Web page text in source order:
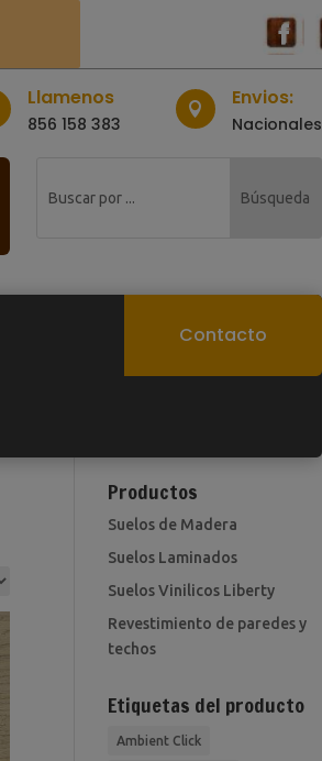
Llamenos
856 158 383
 Envios:
Nacionales
Contacto
Productos
Suelos de Madera
Suelos Laminados
Suelos Vinilicos Liberty
Revestimiento de paredes y
techos
Etiquetas del producto
Ambient Click